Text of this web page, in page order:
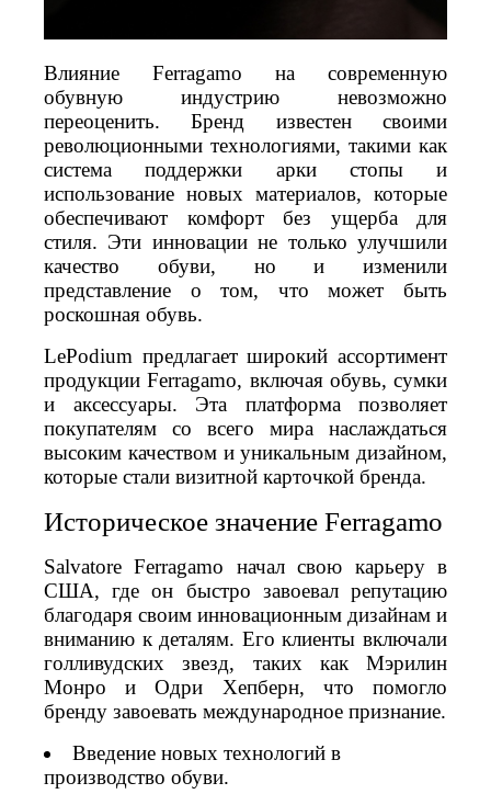
Влияние Ferragamo на современную
обувную индустрию невозможно
переоценить. Бренд известен своими
революционными технологиями, такими как
система поддержки арки стопы и
использование новых материалов, которые
обеспечивают комфорт без ущерба для
стиля. Эти инновации не только улучшили
качество обуви, но и изменили
представление о том, что может быть
роскошная обувь.
LePodium предлагает широкий ассортимент
продукции Ferragamo, включая обувь, сумки
и аксессуары. Эта платформа позволяет
покупателям со всего мира наслаждаться
высоким качеством и уникальным дизайном,
которые стали визитной карточкой бренда.
Историческое значение Ferragamo
Salvatore Ferragamo начал свою карьеру в
США, где он быстро завоевал репутацию
благодаря своим инновационным дизайнам и
вниманию к деталям. Его клиенты включали
голливудских звезд, таких как Мэрилин
Монро и Одри Хепберн, что помогло
бренду завоевать международное признание.
Введение новых технологий в
производство обуви.